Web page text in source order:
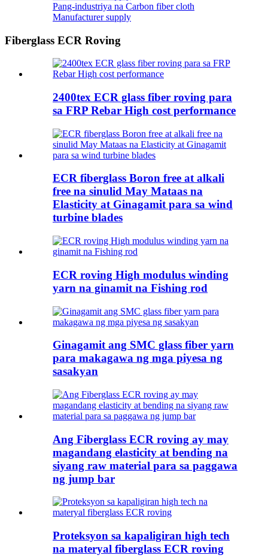
Pang-industriya na Carbon fiber cloth
Manufacturer supply
Fiberglass ECR Roving
2400tex ECR glass fiber roving para
sa FRP Rebar High cost performance
ECR fiberglass Boron free at alkali
free na sinulid May Mataas na
Elasticity at Ginagamit para sa wind
turbine blades
ECR roving High modulus winding
yarn na ginamit na Fishing rod
Ginagamit ang SMC glass fiber yarn
para makagawa ng mga piyesa ng
sasakyan
Ang Fiberglass ECR roving ay may
magandang elasticity at bending na
siyang raw material para sa paggawa
ng jump bar
Proteksyon sa kapaligiran high tech
na materyal fiberglass ECR roving